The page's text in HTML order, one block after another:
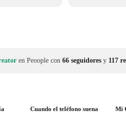
en Peoople con 66 seguidores y 117
Cuando el teléfono suena Mi